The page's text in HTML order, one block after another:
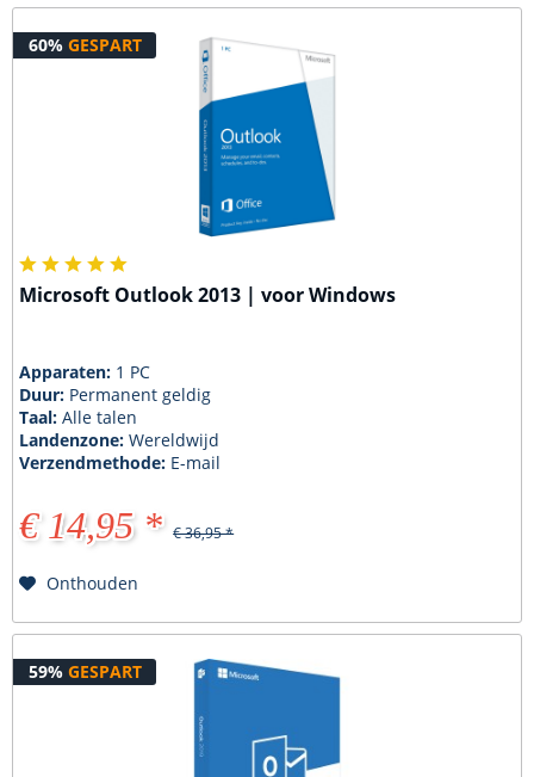
60% GESPART
Microsoft Outlook 2013 | voor Windows
Apparaten: 1 PC
Duur: Permanent geldig
Taal:Alle talen
Landenzone:Wereldwijd
Verzendmethode: E-mail
€ 14,95 * € 36,95 *
Onthouden
59% GESPART